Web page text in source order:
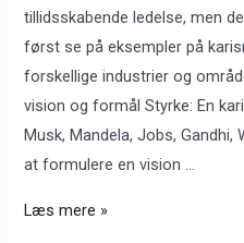
tillidsskabende ledelse, men
først se på eksempler på
forskellige industrier og
vision og formål Styrke: En
Musk, Mandela, Jobs, Gandhi,
at formulere en vision …
Læs mere »